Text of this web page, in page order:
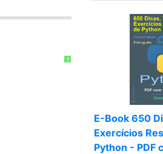
?
E-Book 650
Exercícios
Python - PDF